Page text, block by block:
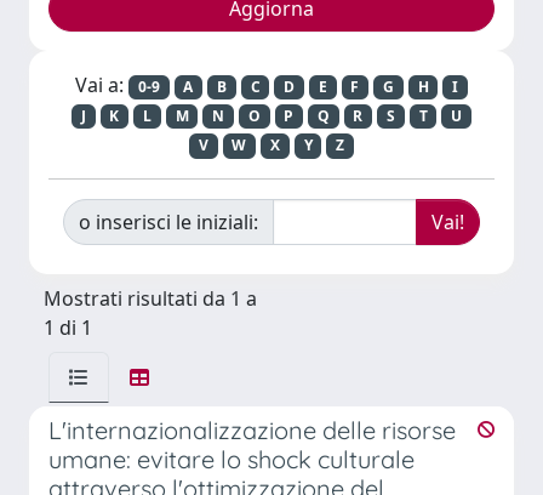
Vai a: 0-9 A B C D E F G H
I
J
K L M N O P Q R S T
U
V
W X Y Z
o inserisci le iniziali:
Mostrati risultati da 1 a
1 di 1
L'internazionalizzazione delle risorse
umane: evitare lo shock culturale
attraverso l'ottimizzazione del